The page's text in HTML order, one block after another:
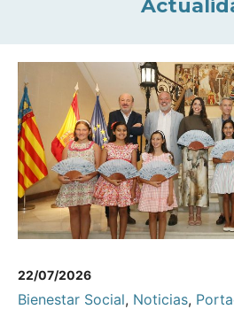
22/07/2026
Bienestar Social, Noticias,